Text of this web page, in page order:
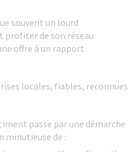
souvent un lourd
profiter de son réseau
offre à un rapport
locales, fiables, reconnues
passe par une démarche
de :